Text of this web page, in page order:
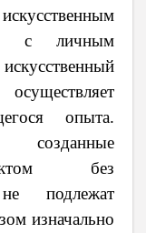
с личным
опыта.
созданные
без
подлежат
изначально